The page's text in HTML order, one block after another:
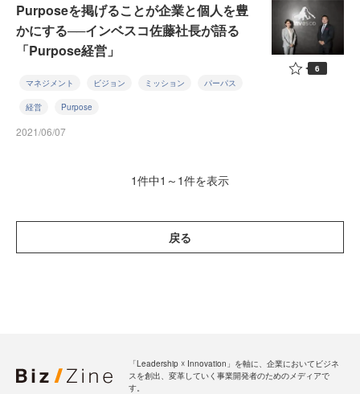
Purposeを掲げることが企業と個人を豊
かにする──インベスコ佐藤社長が語る
「Purpose経営」
マネジメント ビジョン ミッション パーパス
経営 Purpose
2021/06/07
6
1件中1～1件を表示
戻る
「Leadership ☓ Innovation」を軸に、企業においてビジネ
スを創出、変革していく事業開発者のためのメディアで
す。